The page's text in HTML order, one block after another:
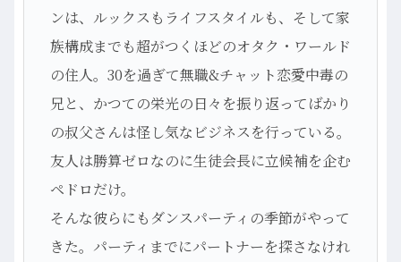
ンは、ルックスもライフスタイルも、そして家
族構成までも超がつくほどのオタク・ワールド
の住人。30を過ぎて無職&チャット恋愛中毒の
兄と、かつての栄光の日々を振り返ってばかり
の叔父さんは怪し気なビジネスを行っている。
友人は勝算ゼロなのに生徒会長に立候補を企む
ペドロだけ。
そんな彼らにもダンスパーティの季節がやって
きた。パーティまでにパートナーを探さなけれ